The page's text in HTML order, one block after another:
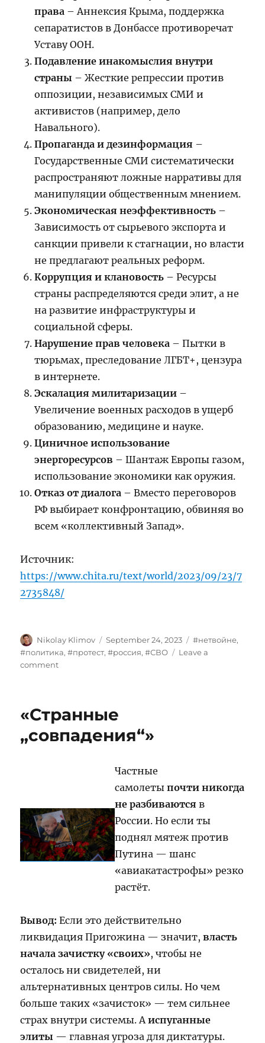
права – Аннексия Крыма, поддержка
сепаратистов в Донбассе противоречат
Уставу ООН.
Подавление инакомыслия внутри
страны – Жесткие репрессии против
оппозиции, независимых СМИ и
активистов (например, дело
Навального).
Пропаганда и дезинформация –
Государственные СМИ систематически
распространяют ложные нарративы для
манипуляции общественным мнением.
Экономическая неэффективность –
Зависимость от сырьевого экспорта и
санкции привели к стагнации, но власти
не предлагают реальных реформ.
Коррупция и клановость – Ресурсы
страны распределяются среди элит, а не
на развитие инфраструктуры и
социальной сферы.
Нарушение прав человека – Пытки в
тюрьмах, преследование ЛГБТ+, цензура
в интернете.
Эскалация милитаризации –
Увеличение военных расходов в ущерб
образованию, медицине и науке.
Циничное использование
энергоресурсов – Шантаж Европы газом,
использование экономики как оружия.
Отказ от диалога – Вместо переговоров
РФ выбирает конфронтацию, обвиняя во
всем «коллективный Запад».
Источник:
https://www.chita.ru/text/world/2023/09/23/7
2735848/
Author
Nikolay Klimov
Posted
on
September 24, 2023 Tags
#нетвойне,
#политика,#протест,#россия,#СВО
Leave a
commenton
«Странные
„совпадения“»
Частные
самолеты почти никогда
не разбиваются в
России. Но если ты
поднял мятеж против
Путина — шанс
«авиакатастрофы» резко
растёт.
Вывод: Если это действительно
ликвидация Пригожина — значит,власть
начала зачистку «своих», чтобы не
осталось ни свидетелей, ни
альтернативных центров силы. Но чем
больше таких «зачисток» — тем сильнее
страх внутри системы. Аиспуганные
элиты — главная угроза для диктатуры.